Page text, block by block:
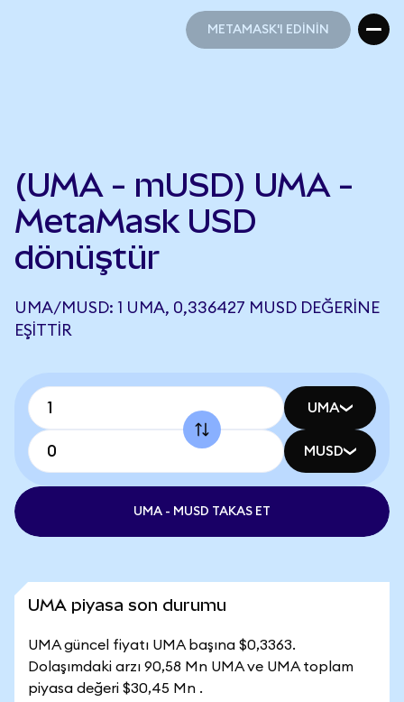
METAMASK'I EDİNİN
(UMA - mUSD) UMA -
MetaMask USD
dönüştür
UMA/MUSD: 1 UMA, 0,336427 MUSD DEĞERINE
EŞITTIR
UMA
MUSD
UMA - MUSD TAKAS ET
UMA piyasa son durumu
UMA güncel fiyatı UMA başına $0,3363.
Dolaşımdaki arzı 90,58 Mn UMA ve UMA toplam
piyasa değeri $30,45 Mn .